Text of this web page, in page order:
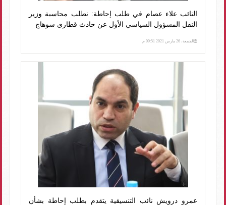
النائب علاء عصام في طلب إحاطة: نطلب محاسبة وزير
النقل المسؤول السياسي الأول عن حادث قطارى سوهاج
الجمعة، 26 مارس 2021 09:51 م
عمرو درويش نائب التنسيقية يتقدم بطلب إحاطة بشأن